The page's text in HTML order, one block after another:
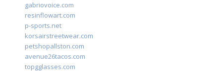
gabriovoice.com
resinflowart.com
p-sports.net
korsairstreetwear.com
petshopallston.com
avenue26tacos.com
topgglasses.com